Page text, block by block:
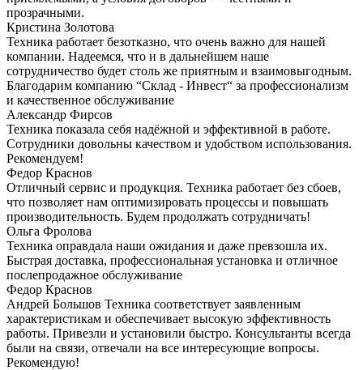
прозрачными.
Кристина Золотова
Техника работает безотказно, что очень важно для нашей
компании. Надеемся, что и в дальнейшем наше
сотрудничество будет столь же приятным и взаимовыгодным.
Благодарим компанию “Склад - Инвест“ за профессионализм
и качественное обслуживание
Александр Фирсов
Техника показала себя надёжной и эффективной в работе.
Сотрудники довольны качеством и удобством использования.
Рекомендуем!
Федор Краснов
Отличный сервис и продукция. Техника работает без сбоев,
что позволяет нам оптимизировать процессы и повышать
производительность. Будем продолжать сотрудничать!
Ольга Фролова
Техника оправдала наши ожидания и даже превзошла их.
Быстрая доставка, профессиональная установка и отличное
послепродажное обслуживание
Федор Краснов
Андрей Большов Техника соответствует заявленным
характеристикам и обеспечивает высокую эффективность
работы. Привезли и установили быстро. Консультанты всегда
были на связи, отвечали на все интересующие вопросы.
Рекомендую!